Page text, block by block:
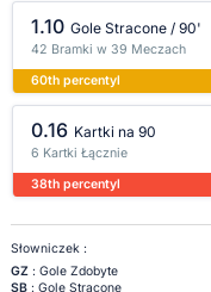
1.10 Gole Stracone / 90'
42 Bramki w 39 Meczach
60th percentyl
0.16 Kartki na 90
6 Kartki Łącznie
38th percentyl
Słowniczek :
GZ: Gole Zdobyte
SB: Gole Stracone